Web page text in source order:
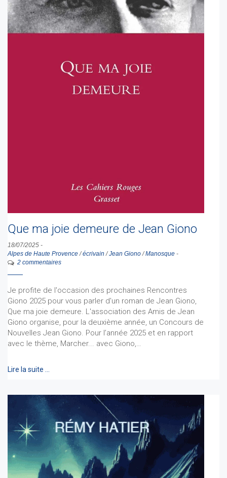
Que ma joie demeure de Jean Giono
18/07/2025 -
Alpes de Haute Provence/écrivain /Jean Giono/Manosque -
2 commentaires
Je profite de l'occasion des prochaines Rencontres
Giono 2025 pour vous parler d'un roman de Jean Giono,
Que ma joie demeure. L'association des Amis de Jean
Giono organise, pour la deuxième année, un Concours de
Nouvelles Jean Giono. Pour l’année 2025 et en rapport
avec le thème, Marcher... avec Giono,…
Lire la suite …